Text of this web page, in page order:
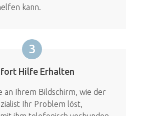
kann.
3
Hilfe Erhalten
an Ihrem Bildschirm, wie der
Ihr Problem löst,